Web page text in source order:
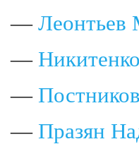
— Леонтьев
—
—
— Празян